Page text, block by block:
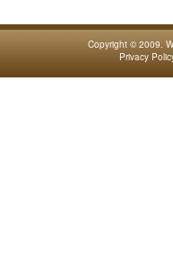
Copyright © 2009.
Privacy